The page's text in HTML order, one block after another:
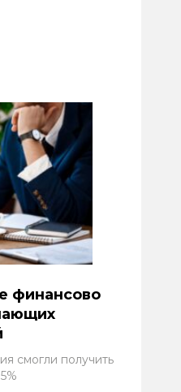
финансово
смогли получить